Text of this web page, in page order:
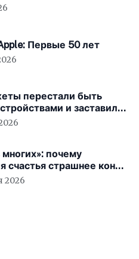
Первые 50 лет
перестали быть
и заставили
работать
почему
счастья страшнее конца
2026